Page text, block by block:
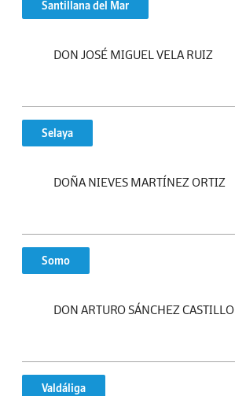
Santillana del Mar
DON JOSÉ MIGUEL VELA RUIZ
Selaya
DOÑA NIEVES MARTÍNEZ ORTIZ
Somo
DON ARTURO SÁNCHEZ CASTILLO
Valdáliga